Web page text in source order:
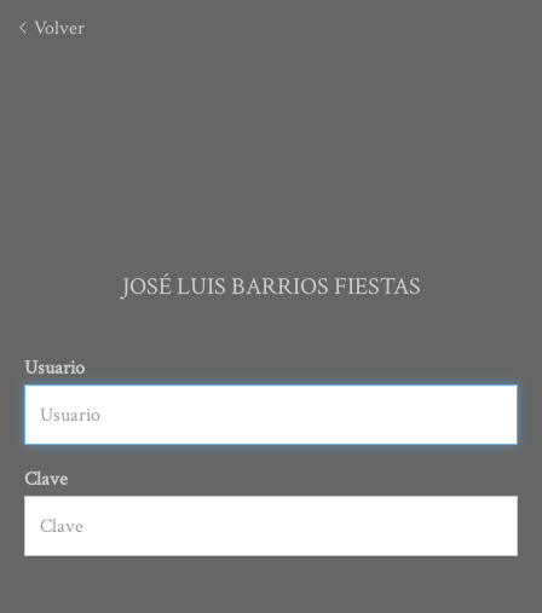
Volver
JOSÉ LUIS BARRIOS FIESTAS
Usuario
Clave